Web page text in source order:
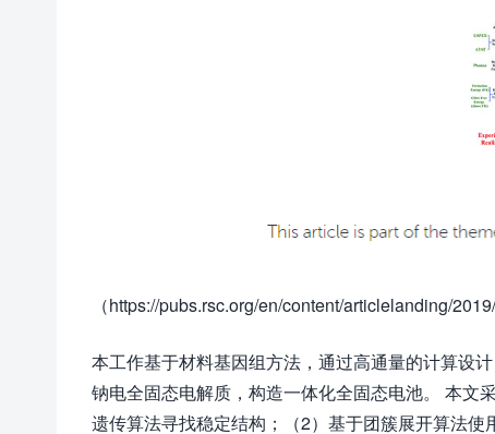
（https://pubs.rsc.org/en/content/articlelanding/
本工作基于材料基因组方法，通过高通量的计算设
钠电全固态电解质，构造一体化全固态电池。 本文
遗传算法寻找稳定结构；（2）基于团簇展开算法